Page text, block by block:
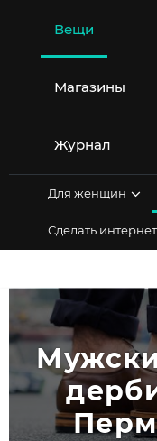
содержимому
Вещи
Магазины
Журнал
Для женщин
Сделать